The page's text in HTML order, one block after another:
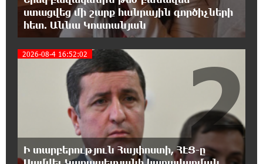
18:37:08 7-08-2026
Այսօր ամոթի օր է, այսօր Էջմիածնում
դատում են Ամենայն Հայոց Կաթողիկոսին.
Մարիաննա Ղահրամանյան
18:32:23 7-08-2026
«հակասաֆարովյան» օրենսդրական
նախաձեռնության վերաբերյալ
հիմանվորումներ․ Շիրազ Մանուկյան
Վեհափառ Հայրապետի շուրջ խայտառակ
ստացվեց մի շարք հանրային գործիչների
հետ. Աննա Կոստանյան
2026-08-4 16:52:02
Ի տարբերություն Հայփոստի, ՀԷՑ-ը2